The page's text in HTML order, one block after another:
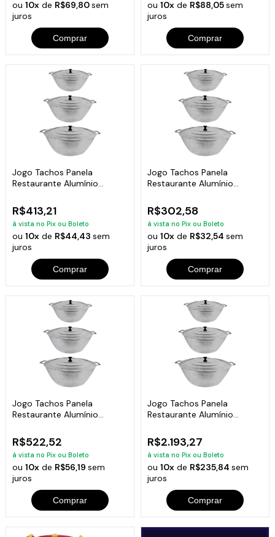
ou10x de R$69,80sem
juros
Comprar
ou 10xde R$88,05sem
juros
Comprar
Jogo Tachos Panela
Restaurante Alumínio
R$413,21
à vista no Pix ou Boleto
ou10x de R$44,43sem
juros
Comprar
Jogo Tachos Panela
Restaurante Alumínio
R$302,58
à vista no Pix ou Boleto
ou 10xde R$32,54 sem
juros
Comprar
Jogo Tachos Panela
Restaurante Alumínio
R$522,52
à vista no Pix ou Boleto
ou10x de R$56,19sem
juros
Comprar
Jogo Tachos Panela
Restaurante Alumínio
R$2.193,27
à vista no Pix ou Boleto
ou 10xde R$235,84 sem
juros
Comprar